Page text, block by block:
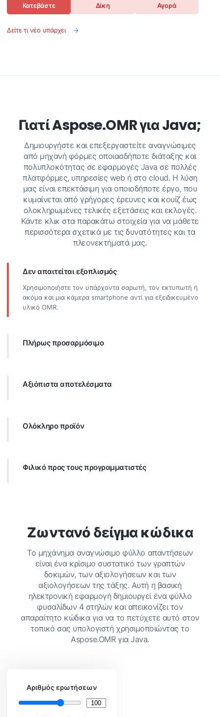
Κατεβάστε Δίκη Αγορά
Δείτε τι νέο υπάρχει
Γιατί Aspose.OMR για Java;
Δημιουργήστε και επεξεργαστείτε αναγνώσιμες
από μηχανή φόρμες οποιασδήποτε διάταξης και
πολυπλοκότητας σε εφαρμογές Java σε πολλές
πλατφόρμες, υπηρεσίες web ή στο cloud. Η λύση
μας είναι επεκτάσιμη για οποιοδήποτε έργο, που
κυμαίνεται από γρήγορες έρευνες και κουίζ έως
ολοκληρωμένες τελικές εξετάσεις και εκλογές.
Κάντε κλικ στα παρακάτω στοιχεία για να μάθετε
περισσότερα σχετικά με τις δυνατότητες και τα
πλεονεκτήματά μας.
Δεν απαιτείται εξοπλισμός
Χρησιμοποιήστε τον υπάρχοντα σαρωτή, τον εκτυπωτή ή
ακόμα και μια κάμερα smartphone αντί για εξειδικευμένο
υλικό OMR.
Πλήρως προσαρμόσιμο
χαρτιού.
Αξιόπιστα αποτελέσματα
Ολόκληρο προϊόν
Φιλικό προς τους προγραμματιστές
Ζωντανό δείγμα κώδικα
Το μηχάνημα αναγνώσιμο φύλλο απαντήσεων
είναι ένα κρίσιμο συστατικό των γραπτών
δοκιμών, των αξιολογήσεων και των
αξιολογήσεων της τάξης. Αυτή η βασική
ηλεκτρονική εφαρμογή δημιουργεί ένα φύλλο
φυσαλίδων 4 στηλών και απεικονίζει τον
απαραίτητο κώδικα για να το πετύχετε αυτό στον
τοπικό σας υπολογιστή χρησιμοποιώντας το
Aspose.OMR για Java.
Αριθμός ερωτήσεων